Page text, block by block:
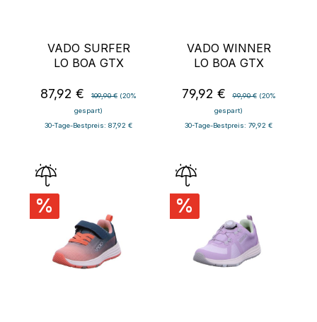
VADO SURFER
LO BOA GTX
Verkaufspreis:
87,92 € Regulärer Preis:
109,90 € (20%
gespart)
30-Tage-Bestpreis: 87,92 €
VADO WINNER
LO BOA GTX
Verkaufspreis:
79,92 € Regulärer Preis:
99,90 € (20%
gespart)
30-Tage-Bestpreis: 79,92 €
% %